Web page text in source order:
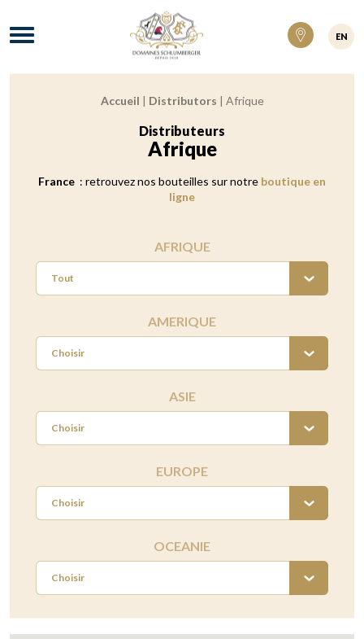
Domaines Schlumberger Vignerons 100%
Menu
EN
Accueil | Distributors | Afrique
Distributeurs
Afrique
France : retrouvez nos bouteilles sur notre boutique en
ligne
AFRIQUE
Tout
AMERIQUE
Choisir
ASIE
Choisir
EUROPE
Choisir
OCEANIE
Choisir